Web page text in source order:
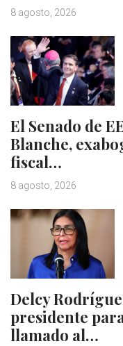
8 agosto, 2026
El Senado de
Blanche,
fiscal…
8 agosto, 2026
Delcy
presidente
llamado al…